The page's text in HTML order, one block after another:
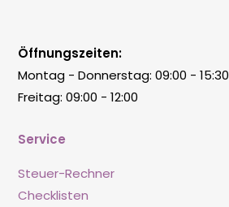
Service
Steuer-Rechner
Checklisten
Öffnungszeiten:
Montag - Donnerstag: 09:00 - 15:30
Freitag: 09:00 - 12:00